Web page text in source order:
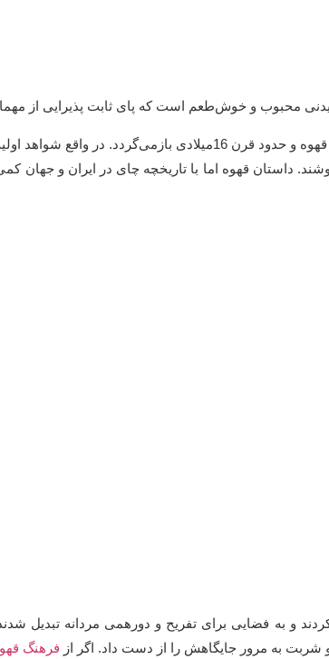
محبوب و خوش‌طعم است که پای ثابت پذیرایی از
تاریخچه پیدایش چای در ایران احتمالاً به عصر صفوی،
داستان قهوه اما با تاریخچه چای در ایران و جهان
و به فضایی برای تفریح و دورهمی مردانه تبدیل
شربت به مرور جایگاهش را از دست داد. اگر از فرهنگ